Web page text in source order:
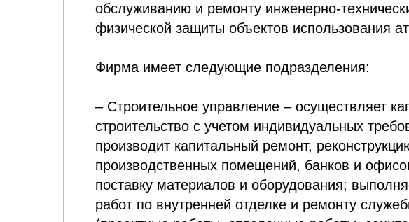
обслуживанию и ремонту инженерно-
физической защиты объектов использования
Фирма имеет следующие подразделения:
– Строительное управление – осуществляет
строительство с учетом индивидуальных
производит капитальный ремонт,
производственных помещений, банков и
поставку материалов и оборудования;
работ по внутренней отделке и ремонту